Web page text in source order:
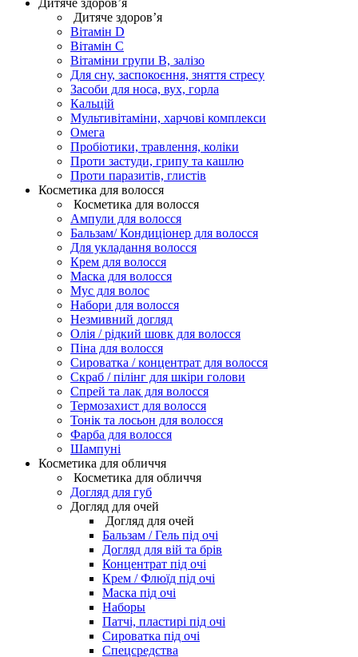
Дитяче здоров’я
Вітамін D
Вітамін С
Вітаміни групи В, залізо
Для сну, заспокоєння, зняття стресу
Засоби для носа, вух, горла
Кальцій
Мультивітаміни, харчові комплекси
Омега
Пробіотики, травлення, коліки
Проти застуди, грипу та кашлю
Проти паразитів, глистів
Косметика для волосся
Косметика для волосся
Ампули для волосся
Бальзам/ Кондиціонер для волосся
Для укладання волосся
Крем для волосся
Маска для волосся
Мус для волос
Набори для волосся
Незмивний догляд
Олія / рідкий шовк для волосся
Піна для волосся
Сироватка / концентрат для волосся
Скраб / пілінг для шкіри голови
Спрей та лак для волосся
Термозахист для волосся
Тонік та лосьон для волосся
Фарба для волосся
Шампуні
Косметика для обличчя
Косметика для обличчя
Догляд для губ
Догляд для очей
Догляд для очей
Бальзам / Гель під очі
Догляд для вій та брів
Концентрат під очі
Крем / Флюїд під очі
Маска під очі
Наборы
Патчі, пластирі під очі
Сироватка під очі
Спецсредства